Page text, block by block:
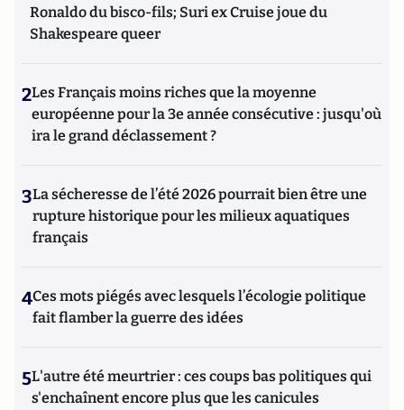
Ronaldo du bisco-fils; Suri ex Cruise joue du
Shakespeare queer
2Les Français moins riches que la moyenne
européenne pour la 3e année consécutive : jusqu'où
ira le grand déclassement ?
3La sécheresse de l’été 2026 pourrait bien être une
rupture historique pour les milieux aquatiques
français
4Ces mots piégés avec lesquels l’écologie politique
fait flamber la guerre des idées
5L'autre été meurtrier : ces coups bas politiques qui
s'enchaînent encore plus que les canicules